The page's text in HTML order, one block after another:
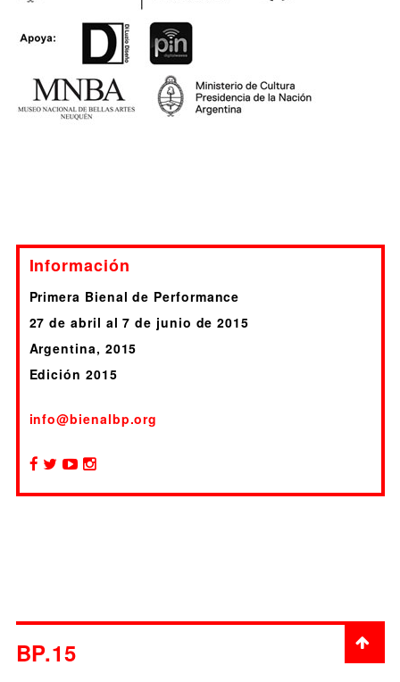
Información
Primera Bienal de Performance
27 de abril al 7 de junio de 2015
Argentina, 2015
Edición 2015
info@bienalbp.org
BP.15